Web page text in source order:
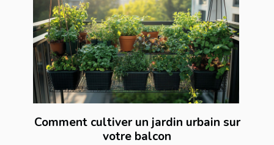
Comment cultiver un jardin urbain sur
votre balcon